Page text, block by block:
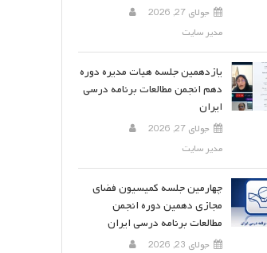
جولای 27, 2026
مدیر سایت
یازدهمین جلسه هیات مدیره دوره
دهم انجمن مطالعات برنامه درسی
ایران
جولای 27, 2026
مدیر سایت
چهارمین جلسه کمیسیون فضای
مجازی دهمین دوره انجمن
مطالعات برنامه درسی ایران
جولای 23, 2026